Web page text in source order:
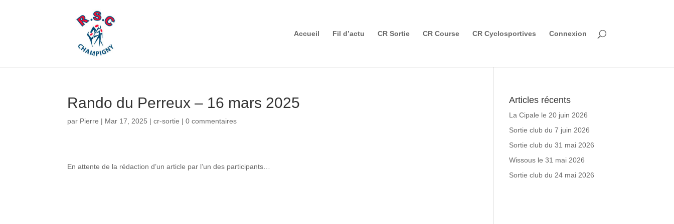
Accueil Fil d’actu CR Sortie CR Course CR Cyclosportives Connexion
Rando du Perreux – 16 mars 2025
par Pierre | Mar 17, 2025 |cr-sortie |0 commentaires
En attente de la rédaction d’un article par l’un des participants…
Articles récents
La Cipale le 20 juin 2026
Sortie club du 7 juin 2026
Sortie club du 31 mai 2026
Wissous le 31 mai 2026
Sortie club du 24 mai 2026